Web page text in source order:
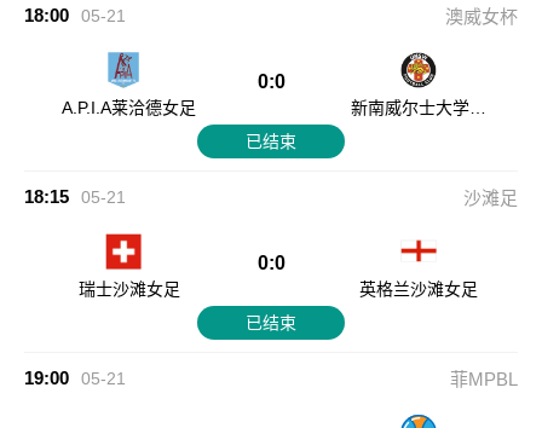
18:00 05-21 澳威女杯
A.P.I.A莱洽德女足
0:0
新南威尔士大学女
已结束
18:15 05-21 沙滩足
瑞士沙滩女足
0:0
英格兰沙滩女足
已结束
19:00 05-21 菲MPBL